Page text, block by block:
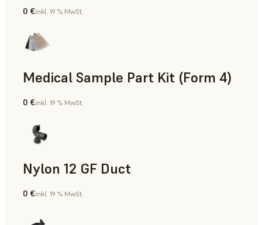
Zahnmedizin
0 €inkl. 19 % MwSt.
Medical Sample Part Kit (Form 4)
Medizin
0 €inkl. 19 % MwSt.
Nylon 12 GF Duct
SLS-Pulver
0 €inkl. 19 % MwSt.